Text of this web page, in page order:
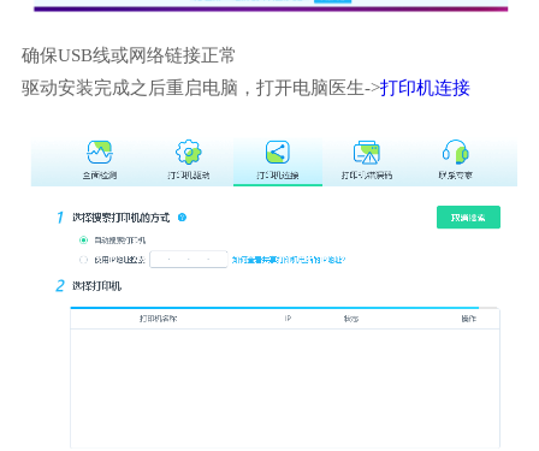
确保USB线或网络链接正常
驱动安装完成之后重启电脑，打开电脑医生->打印机连接